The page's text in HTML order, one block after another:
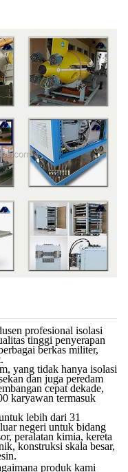
profesional isolasi
tinggi penyerapan
berkas militer,
yang tidak hanya isolasi
dan juga peredam
cepat dekade,
karyawan termasuk
lebih dari 31
negeri untuk bidang
peralatan kimia, kereta
konstruksi skala besar,
produk kami